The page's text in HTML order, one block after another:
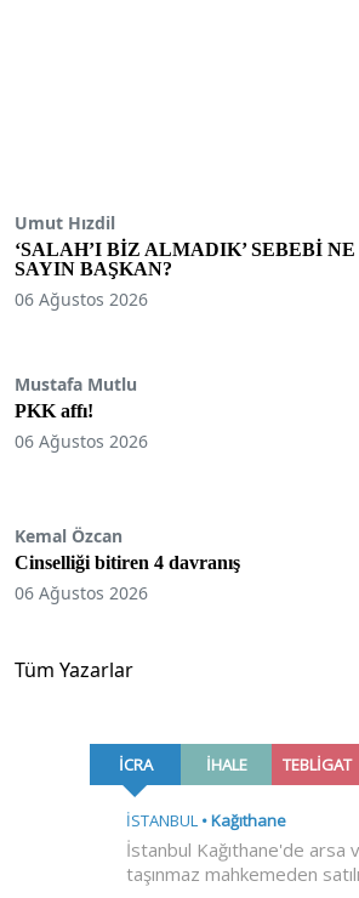
Umut Hızdil
‘SALAH’I BİZ ALMADIK’ SEBEBİ NE
SAYIN BAŞKAN?
06 Ağustos 2026
Mustafa Mutlu
PKK affı!
06 Ağustos 2026
Kemal Özcan
Cinselliği bitiren 4 davranış
06 Ağustos 2026
Tüm Yazarlar